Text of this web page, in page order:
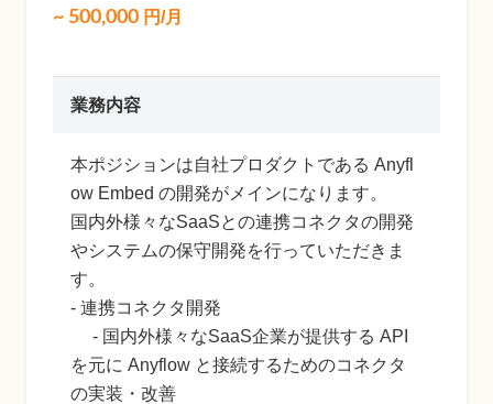
~ 500,000 円/月
業務内容
本ポジションは自社プロダクトである Anyfl
ow Embed の開発がメインになります。
国内外様々なSaaSとの連携コネクタの開発
やシステムの保守開発を行っていただきま
す。
- 連携コネクタ開発
- 国内外様々なSaaS企業が提供する API
を元に Anyflow と接続するためのコネクタ
の実装・改善